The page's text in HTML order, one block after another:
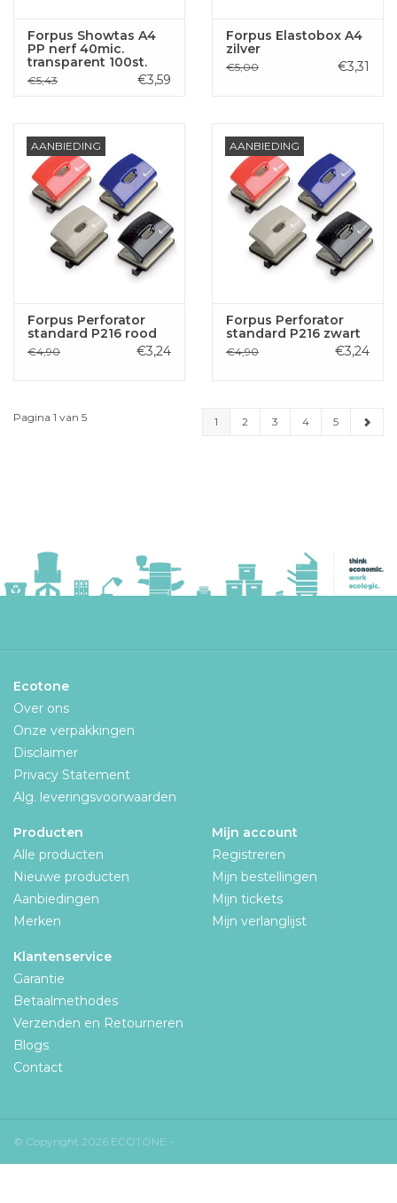
Forpus Showtas A4
PP nerf 40mic.
transparent 100st.
€5,43 €3,59
Forpus Elastobox A4
zilver
€5,00 €3,31
AANBIEDING
Forpus Perforator
standard P216 rood
€4,90 €3,24
AANBIEDING
Forpus Perforator
standard P216 zwart
€4,90 €3,24
Pagina 1 van 5 1 2 3 4 5
Ecotone
Over ons
Onze verpakkingen
Disclaimer
Privacy Statement
Alg. leveringsvoorwaarden
Producten
Alle producten
Nieuwe producten
Aanbiedingen
Merken
Mijn account
Registreren
Mijn bestellingen
Mijn tickets
Mijn verlanglijst
Klantenservice
Garantie
Betaalmethodes
Verzenden en Retourneren
Blogs
Contact
© Copyright 2026 ECOTONE -